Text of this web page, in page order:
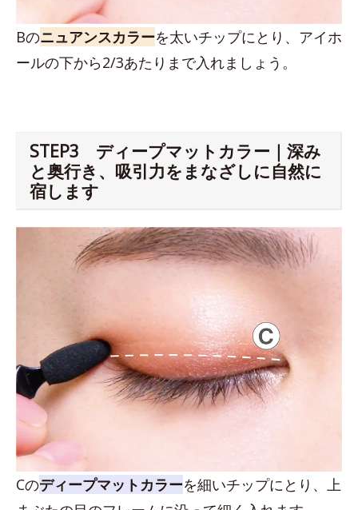
Bのニュアンスカラーを太いチップにとり、アイホ
ールの下から2/3あたりまで入れましょう。
STEP3 ディープマットカラー｜深み
と奥行き、吸引力をまなざしに自然に
宿します
Cのディープマットカラーを細いチップにとり、上